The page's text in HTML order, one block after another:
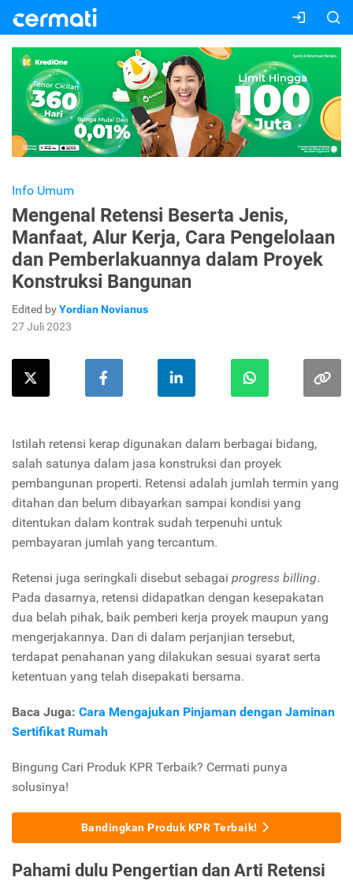
Info Umum
Mengenal Retensi Beserta Jenis,
Manfaat, Alur Kerja, Cara Pengelolaan
dan Pemberlakuannya dalam Proyek
Konstruksi Bangunan
Edited byYordian Novianus
27 Juli 2023
Istilah retensi kerap digunakan dalam berbagai bidang,
salah satunya dalam jasa konstruksi dan proyek
pembangunan properti. Retensi adalah jumlah termin yang
ditahan dan belum dibayarkan sampai kondisi yang
ditentukan dalam kontrak sudah terpenuhi untuk
pembayaran jumlah yang tercantum.
Retensi juga seringkali disebut sebagai progress billing.
Pada dasarnya, retensi didapatkan dengan kesepakatan
dua belah pihak, baik pemberi kerja proyek maupun yang
mengerjakannya. Dan di dalam perjanjian tersebut,
terdapat penahanan yang dilakukan sesuai syarat serta
ketentuan yang telah disepakati bersama.
Baca Juga: Cara Mengajukan Pinjaman dengan Jaminan
Sertifikat Rumah
Bingung Cari Produk KPR Terbaik? Cermati punya
solusinya!
Bandingkan Produk KPR Terbaik!
Pahami dulu Pengertian dan Arti Retensi